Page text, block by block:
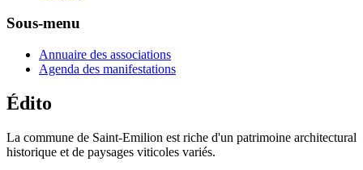
Sous-menu
Annuaire des associations
Agenda des manifestations
Édito
La commune de Saint-Emilion est riche d'un patrimoine architectural
historique et de paysages viticoles variés.